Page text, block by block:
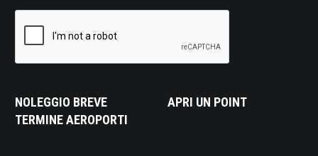
NOLEGGIO BREVE
TERMINE AEROPORTI
APRI UN POINT